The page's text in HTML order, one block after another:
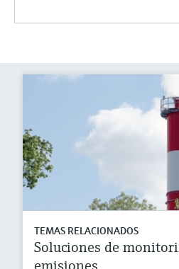
TEMAS RELACIONADOS
Soluciones de